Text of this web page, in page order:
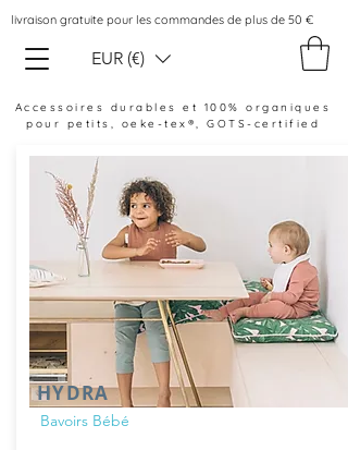
livraison gratuite pour les commandes de plus de 50 €
Accessoires durables et 100% organiques
pour petits, oeke-tex®, GOTS-certified
EUR (€)
HYDRA
Bavoirs Bébé